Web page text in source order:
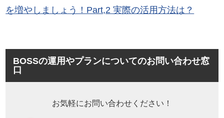
を増やしましょう！Part,2 実際の活用方法は？
BOSSの運用やプランについてのお問い合わせ窓
口
お気軽にお問い合わせください！